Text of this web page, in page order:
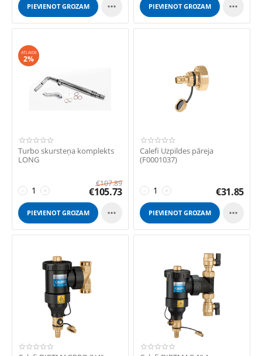
PIEVIENOT GROZAM  PIEVIENOT GROZAM 
ATLAIDE
2%
Turbo skursteņa komplekts
LONG
+
−
€107.89
€105.73
PIEVIENOT GROZAM 
Calefi Uzpildes pāreja
(F0001037)
+
− €31.85
PIEVIENOT GROZAM 